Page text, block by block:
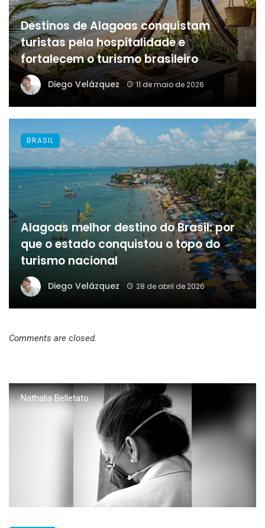
Destinos de Alagoas conquistam
turistas pela hospitalidade e
fortalecem o turismo brasileiro
Diego Velázquez 11 de maio de 2026
Alagoas melhor destino do Brasil: por
que o estado conquistou o topo do
turismo nacional
Diego Velázquez 28 de abril de 2026
BRASIL
Comments are closed.
Nathalia Belletato